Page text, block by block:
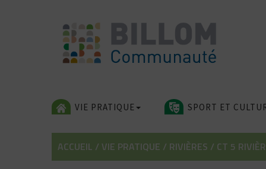
VIE PRATIQUE SPORT ET
ACCUEIL / VIE PRATIQUE / RIVIÈRES / CT 5